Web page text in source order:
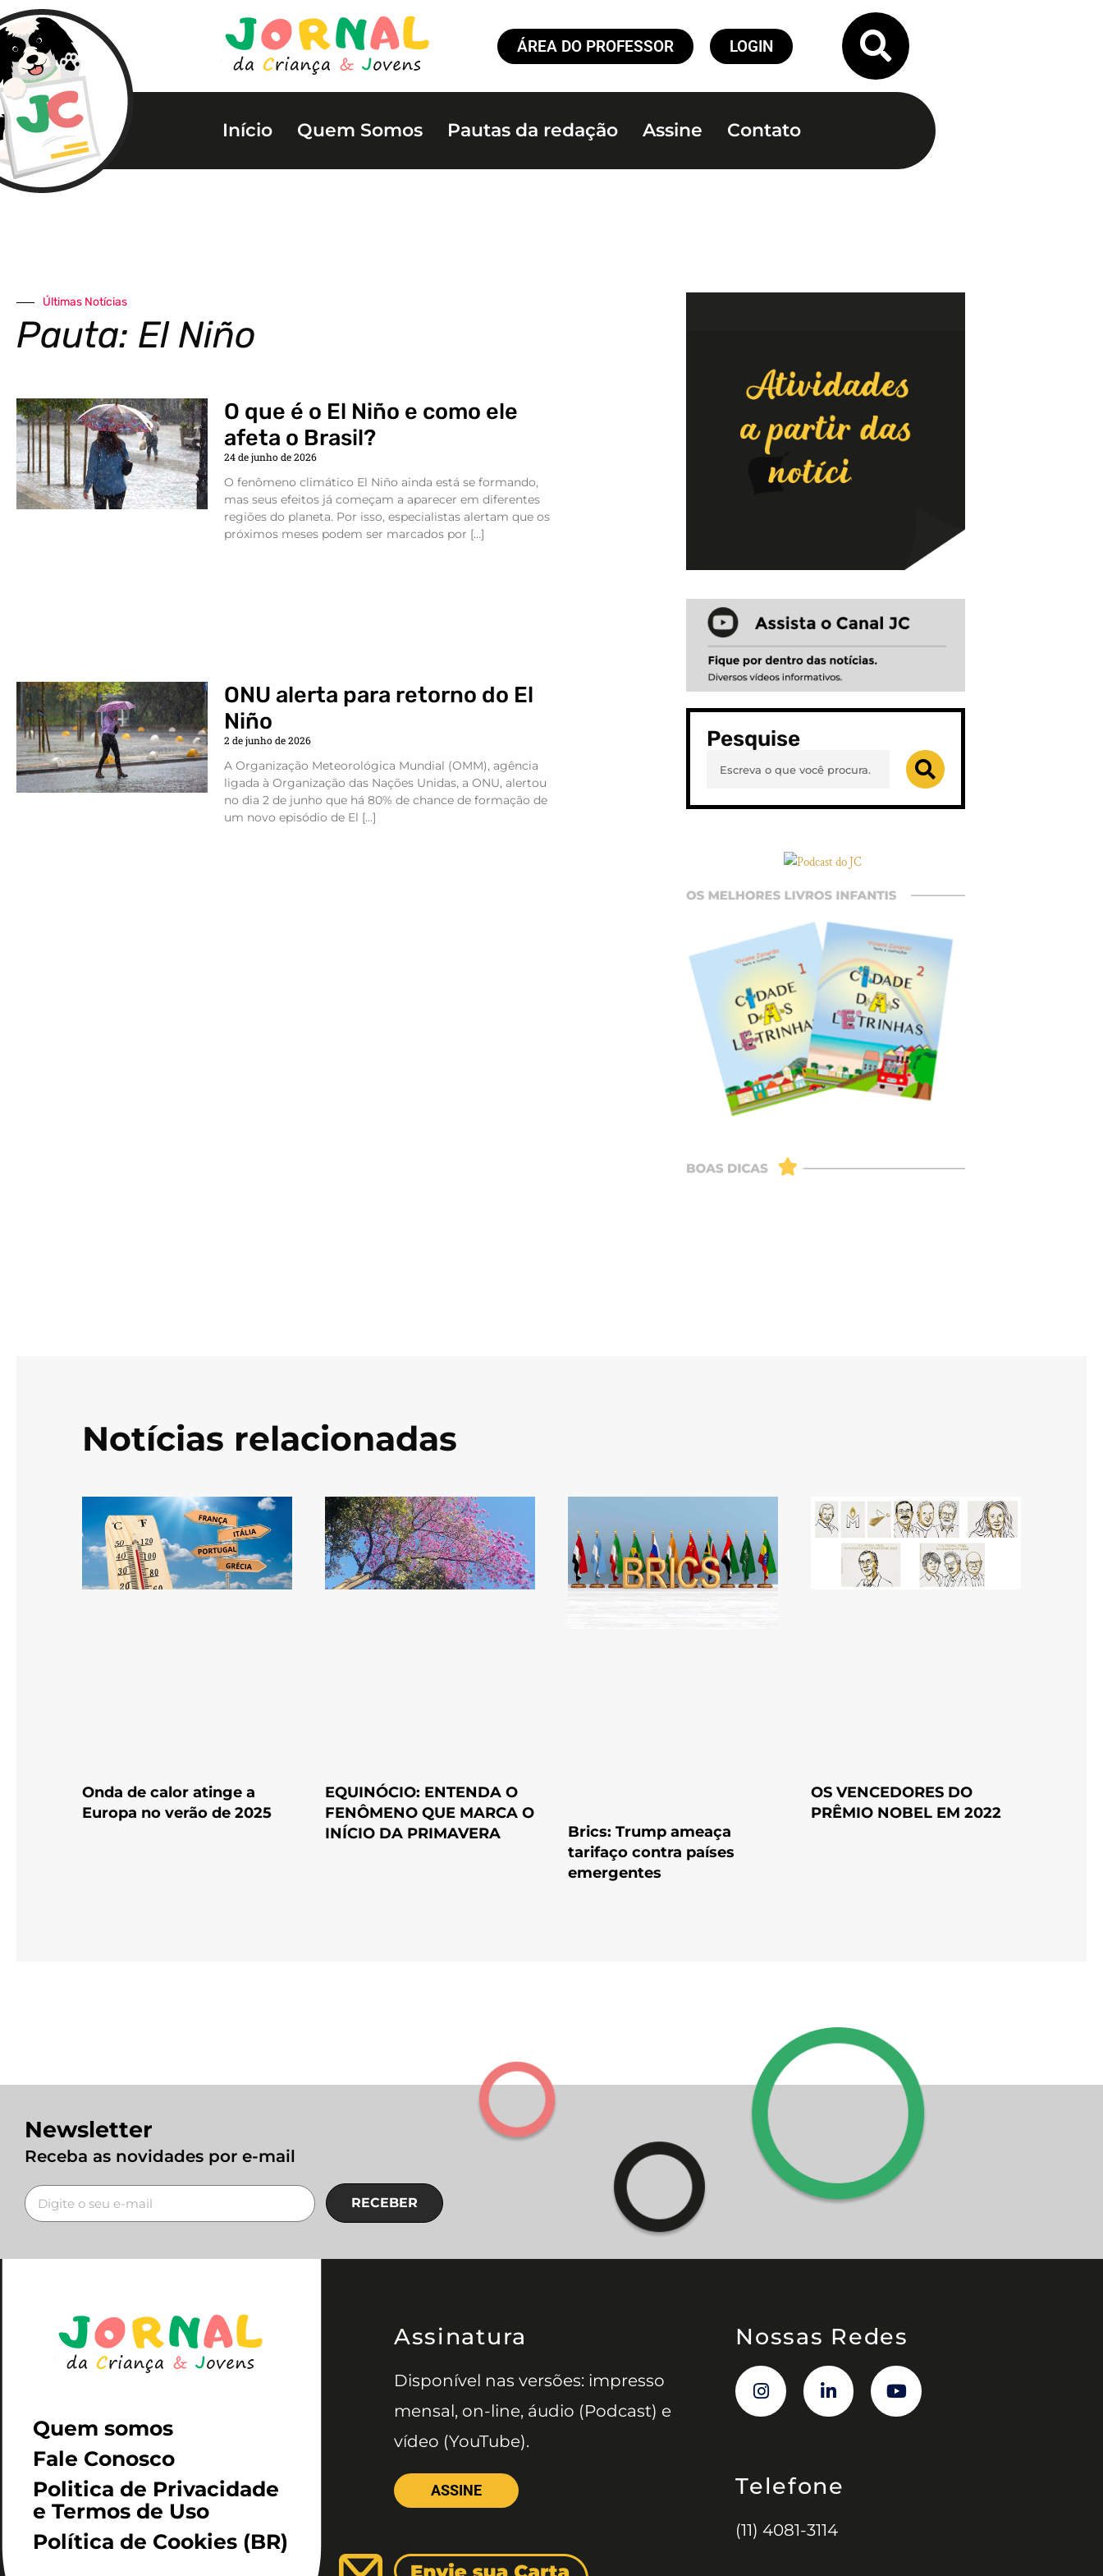
ÁREA DO PROFESSOR LOGIN
Início Quem Somos Pautas da redação Assine Contato
Últimas Notícias
Pauta: El Niño
O que é o El Niño e como ele
afeta o Brasil?
24 de junho de 2026
O fenômeno climático El Niño ainda está se formando,
mas seus efeitos já começam a aparecer em diferentes
regiões do planeta. Por isso, especialistas alertam que os
próximos meses podem ser marcados por […]
ONU alerta para retorno do El
Niño
2 de junho de 2026
A Organização Meteorológica Mundial (OMM), agência
ligada à Organização das Nações Unidas, a ONU, alertou
no dia 2 de junho que há 80% de chance de formação de
um novo episódio de El […]
Pesquise
Notícias relacionadas
Onda de calor atinge a
Europa no verão de 2025
EQUINÓCIO: ENTENDA O
FENÔMENO QUE MARCA O
INÍCIO DA PRIMAVERA
Brics: Trump ameaça
tarifaço contra países
emergentes
OS VENCEDORES DO
PRÊMIO NOBEL EM 2022
Newsletter
Receba as novidades por e-mail
RECEBER
Quem somos
Fale Conosco
Politica de Privacidade
e Termos de Uso
Política de Cookies (BR)
Assinatura
Disponível nas versões: impresso
mensal, on-line, áudio (Podcast) e
vídeo (YouTube).
ASSINE
Nossas Redes
Telefone
(11) 4081-3114